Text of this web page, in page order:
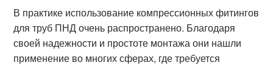
В практике использование компрессионных фитингов
для труб ПНД очень распространено. Благодаря
своей надежности и простоте монтажа они нашли
применение во многих сферах, где требуется